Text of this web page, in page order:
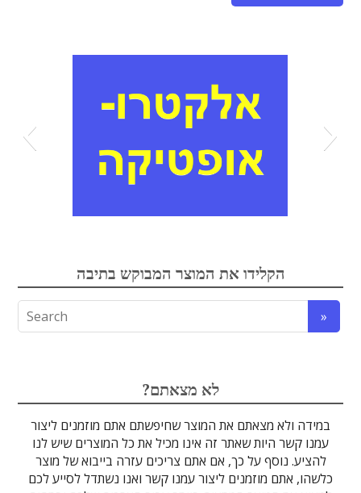
אופטיקה
אופטומכניקה ובקרת תנועה
סיבים אופטיים
מקורות אור
מוליכי אור
לדים
הדמיה ומצלמות
גלאים וחיישנים
מסננים אופטיים
לייזרים ומוצרי בטיחות לייזר
גבישים
ספקטרוסקופיה
אלקטרוניקה
מיגון קרינה
עדשות
מתקנים לרפואה
טרה-הרץ
מוצרי קוורץ
זכוכיות וציפויים
מוצרים אחרים
הקלידו את המוצר המבוקש בתיבה
?לא מצאתם
במידה ולא מצאתם את המוצר שחיפשתם אתם מוזמנים ליצור
עמנו קשר היות שאתר זה אינו מכיל את כל המוצרים שיש לנו
להציע. נוסף על כך, אם אתם צריכים עזרה בייבוא של מוצר
כלשהו, אתם מוזמנים ליצור עמנו קשר ואנו נשתדל לסייע לכם